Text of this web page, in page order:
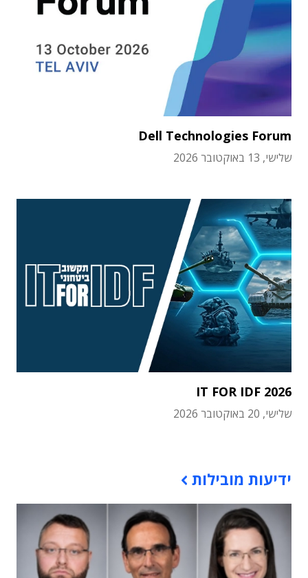
Dell Technologies Forum
שלישי, 13 באוקטובר 2026
IT FOR IDF 2026
שלישי, 20 באוקטובר 2026
ידיעות מובילות